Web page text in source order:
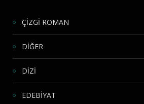
ÇİZGİ ROMAN
DİĞER
DİZİ
EDEBİYAT